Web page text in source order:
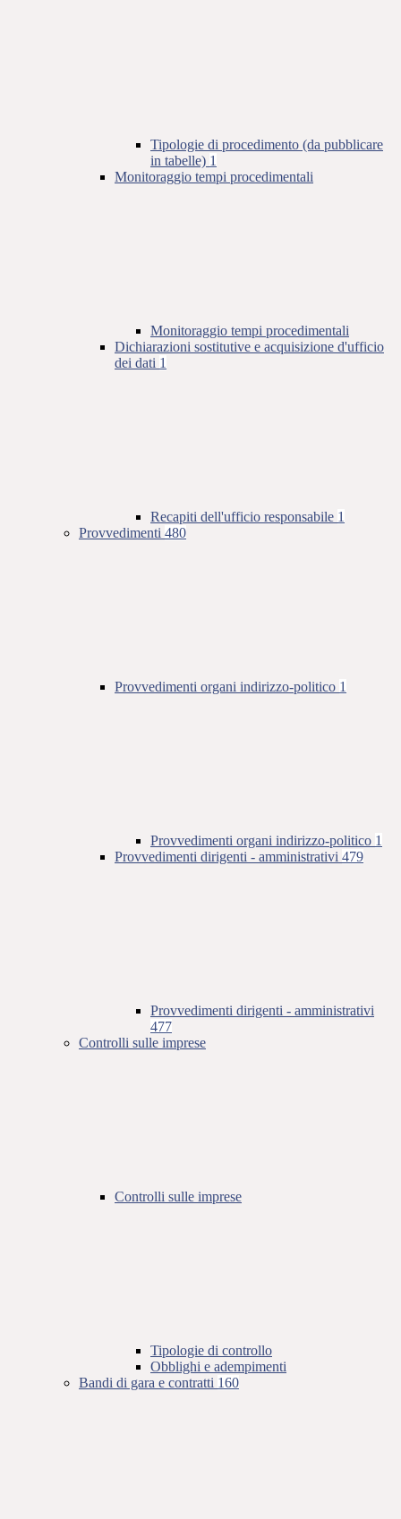
Tipologie di procedimento (da pubblicare
in tabelle) 1
Monitoraggio tempi procedimentali
Monitoraggio tempi procedimentali
Dichiarazioni sostitutive e acquisizione d'ufficio
dei dati 1
Recapiti dell'ufficio responsabile 1
Provvedimenti 480
Provvedimenti organi indirizzo-politico 1
Provvedimenti organi indirizzo-politico 1
Provvedimenti dirigenti - amministrativi 479
Provvedimenti dirigenti - amministrativi
477
Controlli sulle imprese
Controlli sulle imprese
Tipologie di controllo
Obblighi e adempimenti
Bandi di gara e contratti 160